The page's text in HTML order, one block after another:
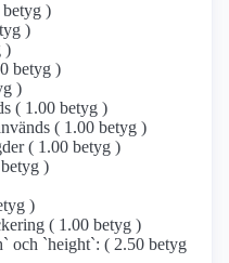
)
)
)
betyg )
)
( 1.00 betyg )
( 1.00 betyg )
( 1.00 betyg )
)
)
( 1.00 betyg )
och `height`: ( 2.50 betyg